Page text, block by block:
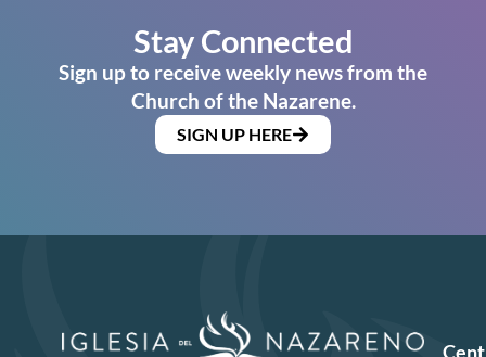
Stay Connected
Sign up to receive weekly news from the
Church of the Nazarene.
SIGN UP HERE